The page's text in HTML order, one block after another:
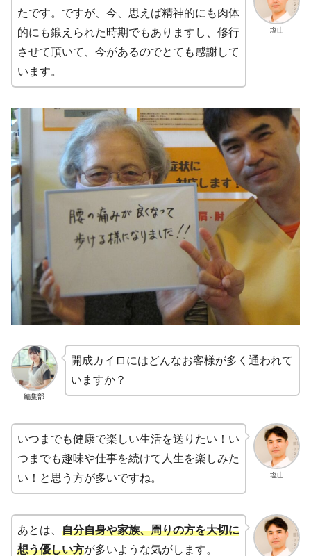
塩山
たです。ですが、今、思えば精神的にも肉体
的にも鍛えられた時期でもありますし、修行
させて頂いて、今があるのでとても感謝して
います。
編集部
開成カイロにはどんなお客様が多く通われて
いますか？
塩山
いつまでも健康で楽しい生活を送りたい！い
つまでも趣味や仕事を続けて人生を楽しみた
い！と思う方が多いですね。
あとは、 自分自身や家族、周りの方を大切に
想う優しい方が多いような気がします。